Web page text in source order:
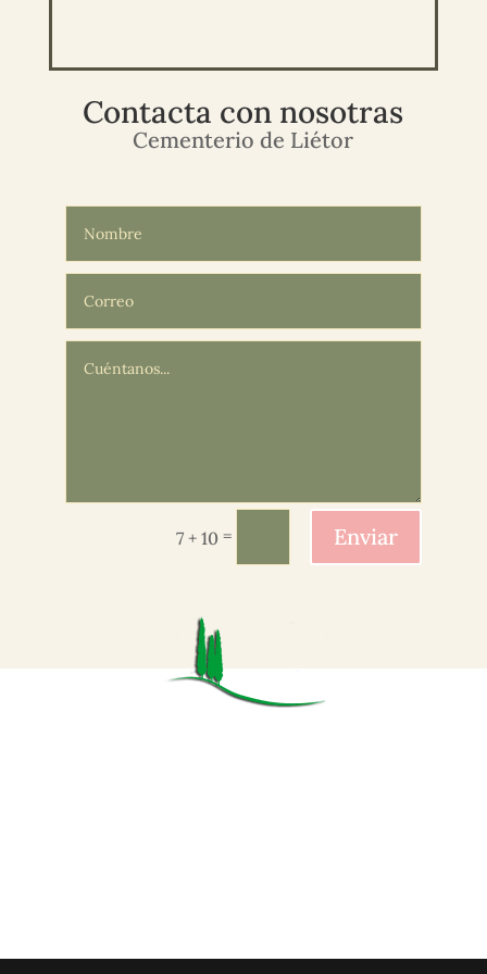
Contacta con nosotras
Cementerio de Liétor
7 + 10 = Enviar